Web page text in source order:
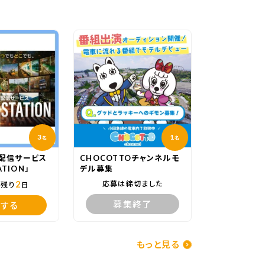
3名
信サービス
」
り 2 日
る
1名
CHOCOTTOチャンネルモ
デル募集
応募は締切ました
募集終了
もっと見る